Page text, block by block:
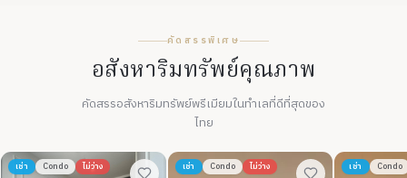
คัดสรรพิเศษ
อสังหาริมทรัพย์คุณภาพ
คัดสรรอสังหาริมทรัพย์พรีเมียมในทำเลที่ดีที่สุดของ
ไทย
เช่า Condo ไม่ว่าง เช่า Condo ไม่ว่าง เช่า Condo